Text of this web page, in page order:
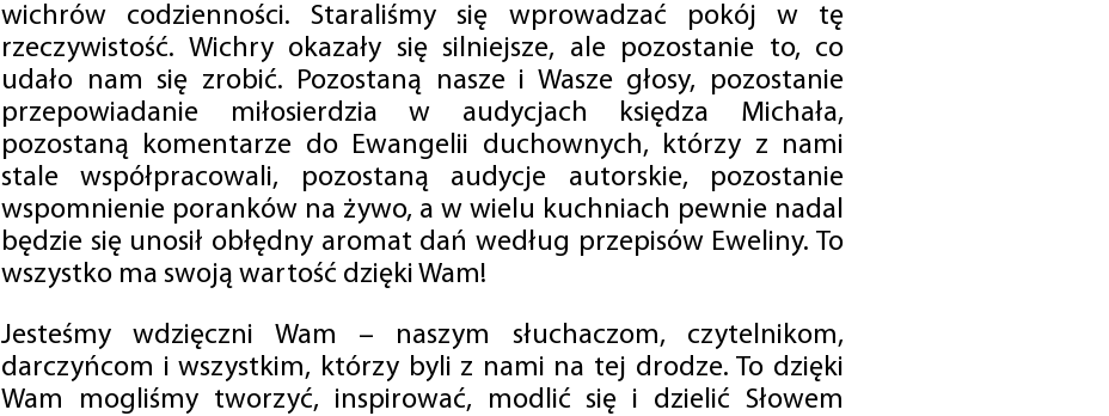
wichrów codzienności. Staraliśmy się wprowadzać pokój w tę
rzeczywistość. Wichry okazały się silniejsze, ale pozostanie to, co
udało nam się zrobić. Pozostaną nasze i Wasze głosy, pozostanie
przepowiadanie miłosierdzia w audycjach księdza Michała,
pozostaną komentarze do Ewangelii duchownych, którzy z nami
stale współpracowali, pozostaną audycje autorskie, pozostanie
wspomnienie poranków na żywo, a w wielu kuchniach pewnie nadal
będzie się unosił obłędny aromat dań według przepisów Eweliny. To
wszystko ma swoją wartość dzięki Wam!
Jesteśmy wdzięczni Wam – naszym słuchaczom, czytelnikom,
darczyńcom i wszystkim, którzy byli z nami na tej drodze. To dzięki
Wam mogliśmy tworzyć, inspirować, modlić się i dzielić Słowem